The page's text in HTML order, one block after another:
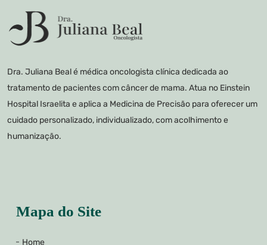
Dra. Juliana Beal é médica oncologista clínica dedicada ao
tratamento de pacientes com câncer de mama. Atua no Einstein
Hospital Israelita e aplica a Medicina de Precisão para oferecer um
cuidado personalizado, individualizado, com acolhimento e
humanização.
Mapa do Site
Home